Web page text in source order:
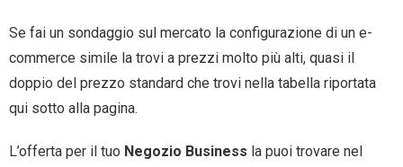
Se fai un sondaggio sul mercato la configurazione di un e-
commerce simile la trovi a prezzi molto più alti, quasi il
doppio del prezzo standard che trovi nella tabella riportata
qui sotto alla pagina.
L’offerta per il tuo Negozio Business la puoi trovare nel